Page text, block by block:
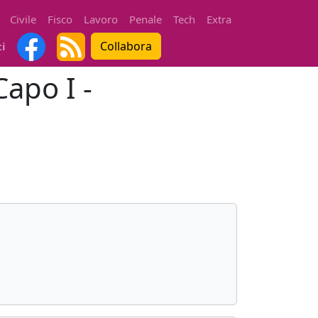
Civile Fisco Lavoro Penale Tech
Extra
Collabora
I -